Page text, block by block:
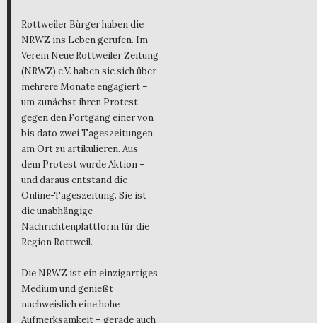
Rottweiler Bürger haben die
NRWZ ins Leben gerufen. Im
Verein Neue Rottweiler Zeitung
(NRWZ) e.V. haben sie sich über
mehrere Monate engagiert –
um zunächst ihren Protest
gegen den Fortgang einer von
bis dato zwei Tageszeitungen
am Ort zu artikulieren. Aus
dem Protest wurde Aktion –
und daraus entstand die
Online-Tageszeitung. Sie ist
die unabhängige
Nachrichtenplattform für die
Region Rottweil.
Die NRWZ ist ein einzigartiges
Medium und genießt
nachweislich eine hohe
Aufmerksamkeit – gerade auch